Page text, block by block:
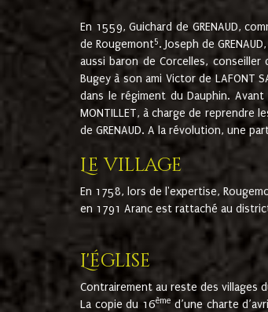
En 1559, Guichard de GRENAUD,
de Rougemont5. Joseph de
aussi baron de Corcelles,
Bugey à son ami Victor de LAFONT
dans le régiment du Dauphin.
MONTILLET, à charge de reprendre
de GRENAUD. A la révolution, une
Le village
En 1758, lors de l'expertise,
en 1791 Aranc est rattaché au
L'église
Contrairement au reste des villages
La copie du 16ème d’une charte